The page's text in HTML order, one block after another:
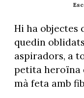
Hi ha objectes
quedin
aspiradors, a
petita heroïna
mà feta amb